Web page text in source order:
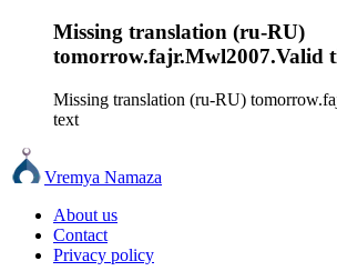
Missing translation (ru-RU)
tomorrow.fajr.Mwl2007.Valid
Missing translation (ru-RU)
text
Vremya Namaza
About us
Contact
Privacy policy